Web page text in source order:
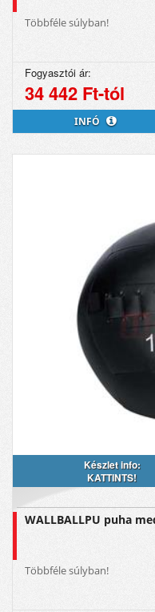
Többféle súlyban!
Fogyasztói ár:
34 442 Ft-tól
INFÓ
Készlet info:
KATTINTS!
WALLBALLPU puha
Többféle súlyban!